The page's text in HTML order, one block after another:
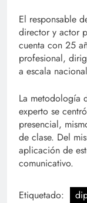
El responsable
director y actor
cuenta con 25
profesional,
a escala
La metodología
experto se
presencial,
de clase. Del
aplicación de
comunicativo.
Etiquetado: